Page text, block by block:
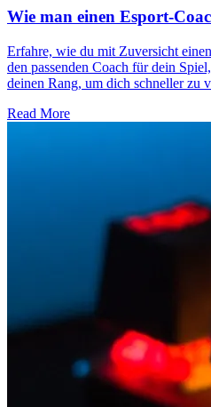
Wie man einen Esport-
Erfahre, wie du mit Zuversicht
den passenden Coach für dein
deinen Rang, um dich schneller zu
Read More